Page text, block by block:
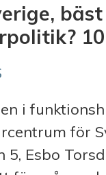
i
för
5, Esbo